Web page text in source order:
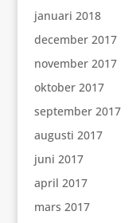
januari 2018
december 2017
november 2017
oktober 2017
september 2017
augusti 2017
juni 2017
april 2017
mars 2017